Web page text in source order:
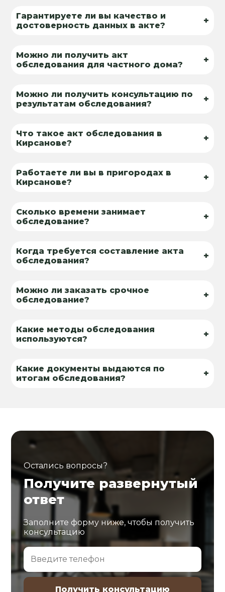
Гарантируете ли вы качество и
достоверность данных в акте?
+
Можно ли получить акт
обследования для частного дома?
+
Можно ли получить консультацию по
результатам обследования?
+
Что такое акт обследования в
Кирсанове?
+
Работаете ли вы в пригородах в
Кирсанове?
+
Сколько времени занимает
обследование?
+
Когда требуется составление акта
обследования?
+
Можно ли заказать срочное
обследование?
+
Какие методы обследования
используются?
+
Какие документы выдаются по
итогам обследования?
+
Остались вопросы?
Получите развернутый
ответ
Заполните форму ниже, чтобы получить
консультацию